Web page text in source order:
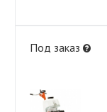
Под заказ